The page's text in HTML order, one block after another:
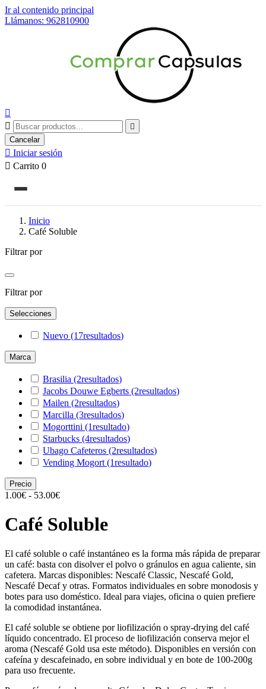
Ir al contenido principal
Llámanos: 962810900



Cancelar
 Iniciar sesión
 Carrito 0
Inicio
Café Soluble
Filtrar por
Filtrar por
Selecciones
Nuevo (17resultados)
Marca
Brasilia (2resultados)
Jacobs Douwe Egberts (2resultados)
Mailen (2resultados)
Marcilla (3resultados)
Mogorttini (1resultado)
Starbucks (4resultados)
Ubago Cafeteros (2resultados)
Vending Mogort (1resultado)
Precio
1.00€ - 53.00€
Café Soluble
El café soluble o café instantáneo es la forma más rápida de preparar
un café: basta con disolver el polvo o gránulos en agua caliente, sin
cafetera. Marcas disponibles: Nescafé Classic, Nescafé Gold,
Nescafé Decaf y otras. Formatos individuales en sobre monodosis y
botes para uso doméstico. Ideal para viajes, oficina o quien prefiere
la comodidad instantánea.
El café soluble se obtiene por liofilización o spray-drying del café
líquido concentrado. El proceso de liofilización conserva mejor el
aroma (Nescafé Gold usa este método). Disponibles en versión con
cafeína y descafeinado, en sobre individual y en bote de 100-200g
para uso frecuente.